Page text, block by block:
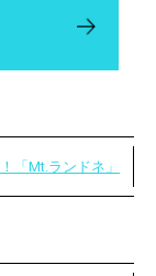
「Mt.ランドネ」